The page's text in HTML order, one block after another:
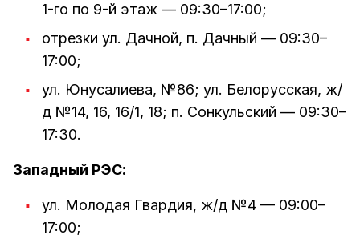
1-го по 9-й этаж — 09:30–17:00;
отрезки ул. Дачной, п. Дачный — 09:30–
17:00;
ул. Юнусалиева, №86; ул. Белорусская, ж/
д №14, 16, 16/1, 18; п. Сонкульский — 09:30–
17:30.
Западный РЭС:
ул. Молодая Гвардия, ж/д №4 — 09:00–
17:00;